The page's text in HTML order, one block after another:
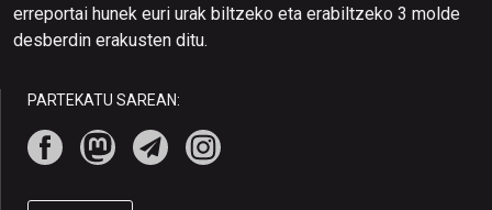
erreportai hunek euri urak biltzeko eta erabiltzeko 3 molde
desberdin erakusten ditu.
PARTEKATU SAREAN: